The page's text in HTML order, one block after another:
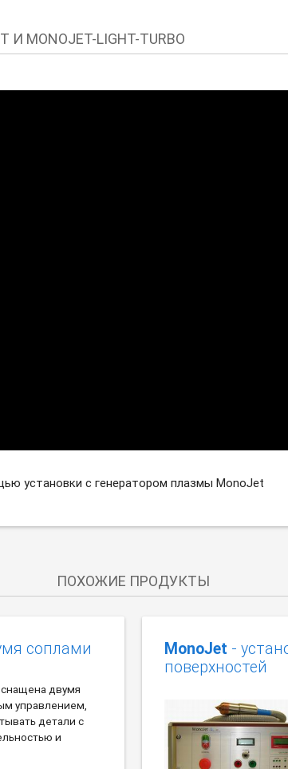
И MONOJET-LIGHT-TURBO
установки с генератором плазмы MonoJet
ПОХОЖИЕ ПРОДУКТЫ
соплами
двумя
управлением,
детали с
и
MonoJet -
поверхностей